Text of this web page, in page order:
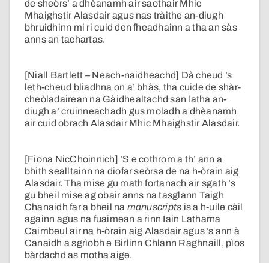
de sheòrs’ a dhèanamh air saothair Mhic
Mhaighstir Alasdair agus nas tràithe an-diugh
bhruidhinn mi ri cuid den fheadhainn a tha an sàs
anns an tachartas.
[Niall Bartlett – Neach-naidheachd] Dà cheud ’s
leth-cheud bliadhna on a’ bhàs, tha cuide de shàr-
cheòladairean na Gàidhealtachd san latha an-
diugh a’ cruinneachadh gus moladh a dhèanamh
air cuid obrach Alasdair Mhic Mhaighstir Alasdair.
[Fiona NicChoinnich] ’S e cothrom a th’ ann a
bhith sealltainn na diofar seòrsa de na h-òrain aig
Alasdair. Tha mise gu math fortanach air sgath ’s
gu bheil mise ag obair anns na tasglann Taigh
Chanaidh far a bheil na manuscripts is a h-uile càil
againn agus na fuaimean a rinn Iain Latharna
Caimbeul air na h-òrain aig Alasdair agus ’s ann à
Canaidh a sgrìobh e Birlinn Chlann Raghnaill, pìos
bàrdachd as motha aige.